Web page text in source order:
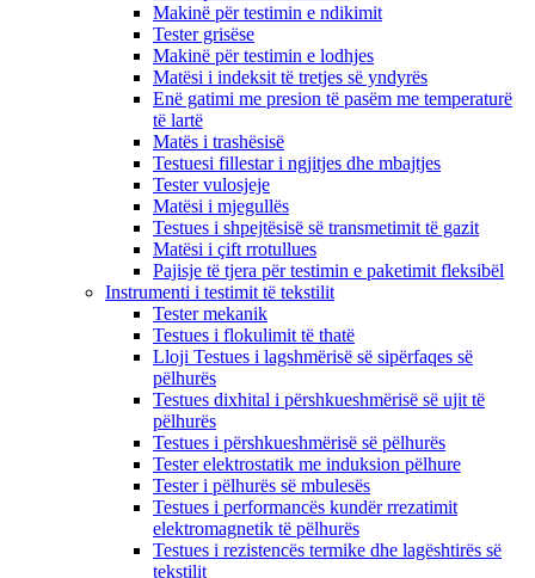
Makinë për testimin e ndikimit
Tester grisëse
Makinë për testimin e lodhjes
Matësi i indeksit të tretjes së yndyrës
Enë gatimi me presion të pasëm me temperaturë
të lartë
Matës i trashësisë
Testuesi fillestar i ngjitjes dhe mbajtjes
Tester vulosjeje
Matësi i mjegullës
Testues i shpejtësisë së transmetimit të gazit
Matësi i çift rrotullues
Pajisje të tjera për testimin e paketimit fleksibël
Instrumenti i testimit të tekstilit
Tester mekanik
Testues i flokulimit të thatë
Lloji Testues i lagshmërisë së sipërfaqes së
pëlhurës
Testues dixhital i përshkueshmërisë së ujit të
pëlhurës
Testues i përshkueshmërisë së pëlhurës
Tester elektrostatik me induksion pëlhure
Tester i pëlhurës së mbulesës
Testues i performancës kundër rrezatimit
elektromagnetik të pëlhurës
Testues i rezistencës termike dhe lagështirës së
tekstilit